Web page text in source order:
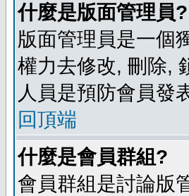
什麼是版面管理員?
版面管理員是一個
權力去修改, 刪除,
人員是預防會員發
回頂端
什麼是會員群組?
會員群組是討論版